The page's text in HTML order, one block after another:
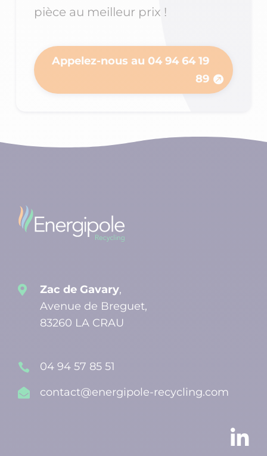
pièce au meilleur prix !
Appelez-nous au 04 94 64 19
89
 Zac de Gavary,
Avenue de Breguet,
83260 LA CRAU
 04 94 57 85 51
 contact@energipole-recycling.com
